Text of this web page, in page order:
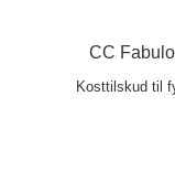
CC
Kosttilskud til